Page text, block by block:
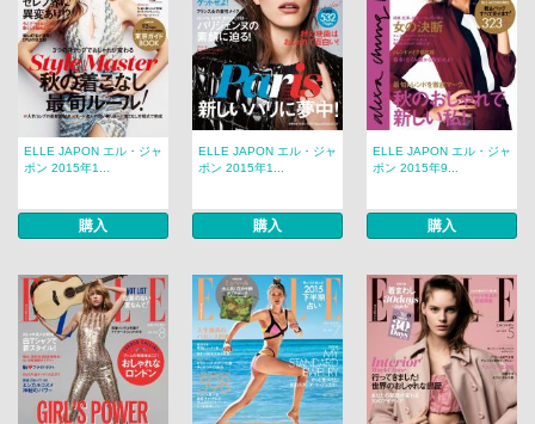
ELLE JAPON エル・ジャ
ポン 2015年1...
購入
ELLE JAPON エル・ジャ
ポン 2015年1...
購入
ELLE JAPON エル・ジャ
ポン 2015年9...
購入